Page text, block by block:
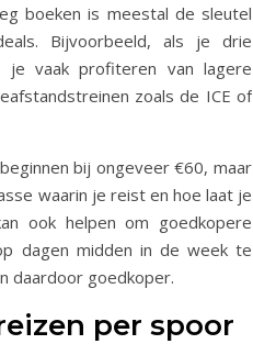
boeken is meestal de sleutel
Bijvoorbeeld, als je drie
je vaak profiteren van lagere
zoals de ICE of
bij ongeveer €60, maar
waarin je reist en hoe laat je
ook helpen om goedkopere
dagen midden in de week te
daardoor goedkoper.
per spoor